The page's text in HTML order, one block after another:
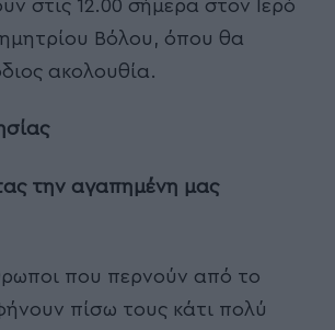
στις 12.00 σήμερα στον Ιερό
Βόλου, όπου θα
ακολουθία.
την αγαπημένη μας
που περνούν από το
πίσω τους κάτι πολύ